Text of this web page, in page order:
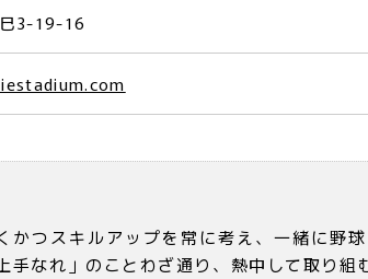
3-19-16
かつスキルアップを常に考え、一緒に野
手なれ」のことわざ通り、熱中して取り